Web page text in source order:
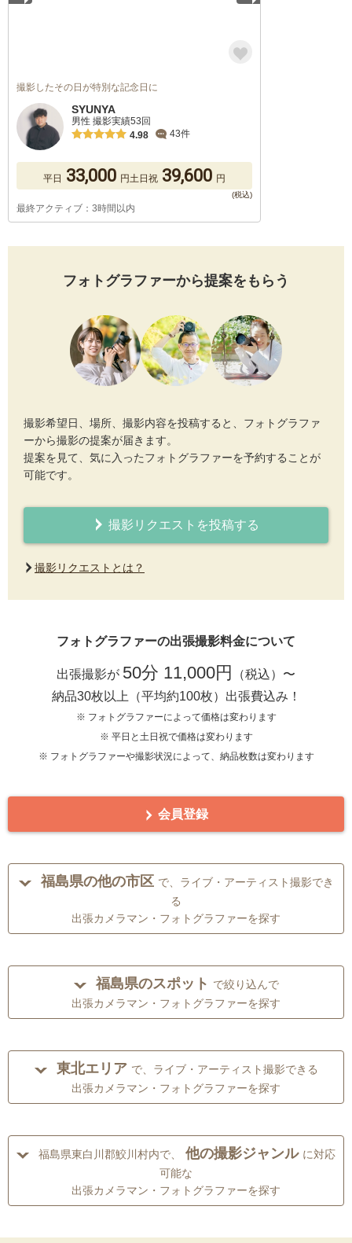
撮影したその日が特別な記念日に
SYUNYA
男性 撮影実績53回
4.98
43件
平日 33,000 円土日祝 39,600 円
最終アクティブ：3時間以内
フォトグラファーから提案をもらう
撮影希望日、場所、撮影内容を投稿すると、フォトグラファ
ーから撮影の提案が届きます。
提案を見て、気に入ったフォトグラファーを予約することが
可能です。
撮影リクエストを投稿する
撮影リクエストとは？
フォトグラファーの出張撮影料金について
出張撮影が 50分 11,000円
（税込）〜
納品30枚以上（平均約100枚）出張費込み！
※ フォトグラファーによって価格は変わります
※ 平日と土日祝で価格は変わります
※ フォトグラファーや撮影状況によって、納品枚数は変わります
会員登録
福島県の他の市区 で、ライブ・アーティスト撮影でき
る
出張カメラマン・フォトグラファーを探す
福島県のスポット で絞り込んで
出張カメラマン・フォトグラファーを探す
東北エリア で、ライブ・アーティスト撮影できる
出張カメラマン・フォトグラファーを探す
福島県東白川郡鮫川村内で、 他の撮影ジャンル に対応
可能な
出張カメラマン・フォトグラファーを探す